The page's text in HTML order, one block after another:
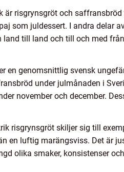
är risgrynsgröt och
som juldessert. I andra delar
till land och till och med
en genomsnittlig svensk
under julmånaden i
november och december.
risgrynsgröt skiljer sig till
en luftig marängsviss. Det är
olika smaker, konsistenser